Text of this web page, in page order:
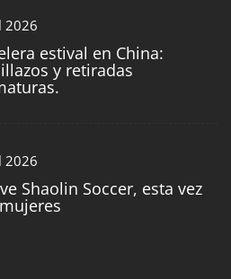
2026
estival en China:
y retiradas
2026
Shaolin Soccer, esta vez